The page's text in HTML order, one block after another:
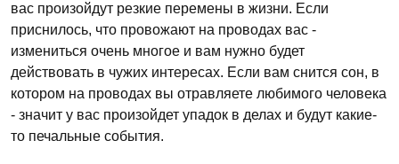
вас произойдут резкие перемены в жизни. Если
приснилось, что провожают на проводах вас -
измениться очень многое и вам нужно будет
действовать в чужих интересах. Если вам снится сон, в
котором на проводах вы отравляете любимого человека
- значит у вас произойдет упадок в делах и будут какие-
то печальные события.